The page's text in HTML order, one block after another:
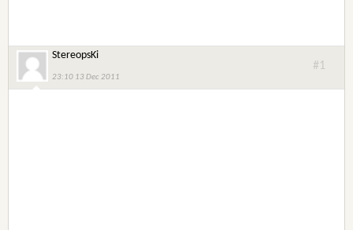
StereopsKi
23:10 13 Dec 2011
#1